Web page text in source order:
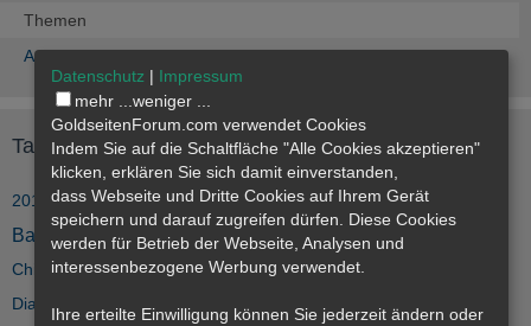
Themen
Artikel
Tags
2018 Afd Agrar Aktien Anlage Arche Noah Auswandern
Bargeldverbot barren betrug bitcoin blackrock Brüssel
China corona cryptocurrency Degussa Depot Deutschland
Diamanten
Datenschutz | Impressum
mehr ... weniger ...
GoldseitenForum.com verwendet Cookies
Indem Sie auf die Schaltfläche "Alle Cookies akzeptieren"
klicken, erklären Sie sich damit einverstanden,
dass Webseite und Dritte Cookies auf Ihrem Gerät
speichern und darauf zugreifen dürfen. Diese Cookies
werden für Betrieb der Webseite, Analysen und
interessenbezogene Werbung verwendet.
Ihre erteilte Einwilligung können Sie jederzeit ändern oder